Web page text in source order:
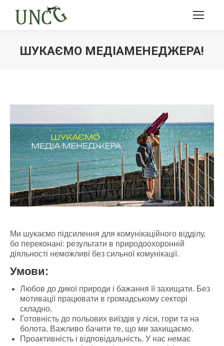
ШУКАЄМО МЕДІАМЕНЕДЖЕРА!
Ми шукаємо підсилення для комунікаційного відділу,
бо переконані: результати в природоохоронній
діяльності неможливі без сильної комунікації.
Умови:
Любов до дикої природи і бажання її захищати. Без
мотивації працювати в громадському секторі
складно.
Готовність до польових виїздів у ліси, гори та на
болота. Важливо бачити те, що ми захищаємо.
Проактивність і відповідальність. У нас немає